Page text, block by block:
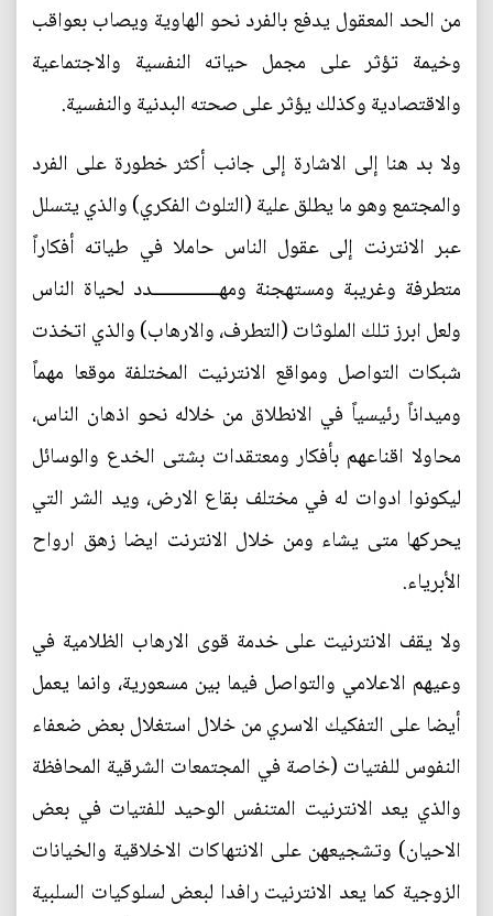
من الحد المعقول يدفع بالفرد نحو الهاوية ويصاب بعواقب
وخيمة تؤثر على مجمل حياته النفسية والاجتماعية
والاقتصادية وكذلك يؤثر على صحته البدنية والنفسية.
ولا بد هنا إلى الاشارة إلى جانب أكثر خطورة على الفرد
والمجتمع وهو ما يطلق علية (التلوث الفكري) والذي يتسلل
عبر الانترنت إلى عقول الناس حاملا في طياته أفكاراً
متطرفة وغريبة ومستهجنة ومهـــــــــــــــدد لحياة الناس
ولعل ابرز تلك الملوثات (التطرف، والارهاب) والذي اتخذت
شبكات التواصل ومواقع الانترنيت المختلفة موقعا مهماً
وميداناً رئيسياً في الانطلاق من خلاله نحو اذهان الناس،
محاولا اقناعهم بأفكار ومعتقدات بشتى الخدع والوسائل
ليكونوا ادوات له في مختلف بقاع الارض، ويد الشر التي
يحركها متى يشاء ومن خلال الانترنت ايضا زهق ارواح
الأبرياء.
ولا يقف الانترنيت على خدمة قوى الارهاب الظلامية في
وعيهم الاعلامي والتواصل فيما بين مسعورية، وانما يعمل
أيضا على التفكيك الاسري من خلال استغلال بعض ضعفاء
النفوس للفتيات (خاصة في المجتمعات الشرقية المحافظة
والذي يعد الانترنيت المتنفس الوحيد للفتيات في بعض
الاحيان) وتشجيعهن على الانتهاكات الاخلاقية والخيانات
الزوجية كما يعد الانترنيت رافدا لبعض لسلوكيات السلبية